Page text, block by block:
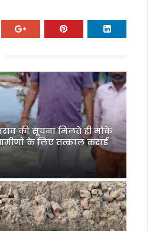
की सूचना मिलते ही मौके
के लिए तत्काल कराई